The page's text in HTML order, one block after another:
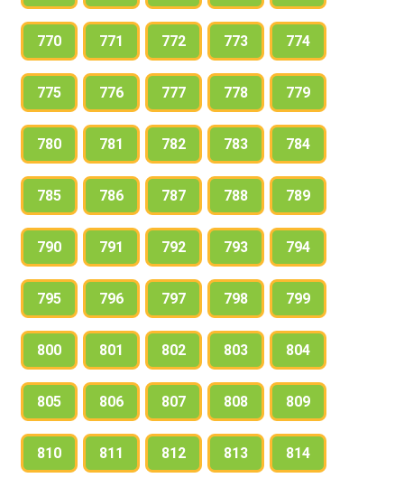
770 771 772 773 774
775 776 777 778 779
780 781 782 783 784
785 786 787 788 789
790 791 792 793 794
795 796 797 798 799
800 801 802 803 804
805 806 807 808 809
810 811 812 813 814